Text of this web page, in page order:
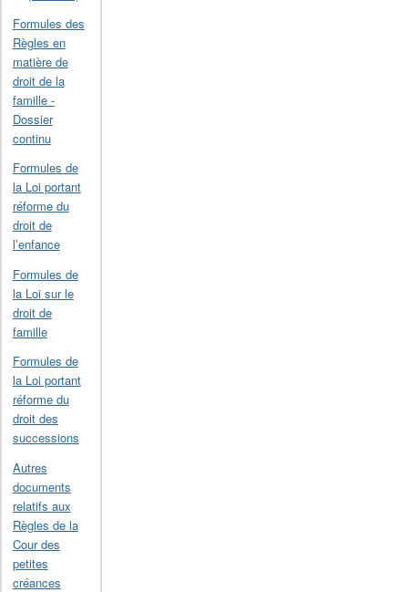
Formules des
Règles en
matière de
droit de la
famille -
Dossier
continu
Formules de
la Loi portant
réforme du
droit de
l’enfance
Formules de
la Loi sur le
droit de
famille
Formules de
la Loi portant
réforme du
droit des
successions
Autres
documents
relatifs aux
Règles de la
Cour des
petites
créances